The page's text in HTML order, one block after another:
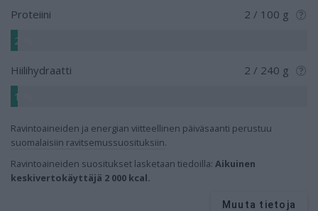
Proteiini
2 / 100 g
2 %
Hiilihydraatti
2 / 240 g
1 %
Ravintoaineiden ja energian viitteellinen päiväsaanti perustuu
suomalaisiin ravitsemussuosituksiin.
Ravintoaineiden suositukset lasketaan tiedoilla: Aikuinen
keskivertokäyttäjä 2 000 kcal.
Muuta tietoja